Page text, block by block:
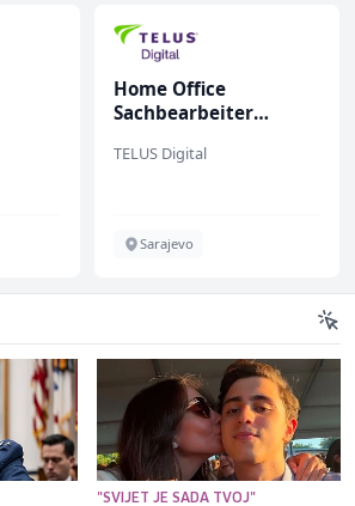
Home Office
Sachbearbeiter
bekannten deutschen
TELUS Digital
Sarajevo
"SVIJET JE SADA TVOJ"